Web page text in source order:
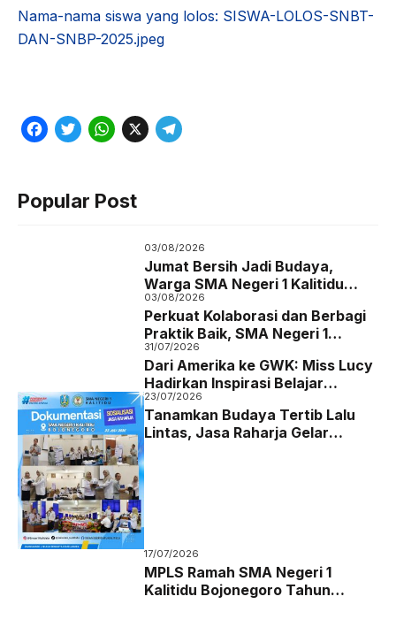
Nama-nama siswa yang lolos: SISWA-LOLOS-SNBT-
DAN-SNBP-2025.jpeg
F
e
T
t
W
t
X
T
r
a
m
Popular Post
03/08/2026
Jumat Bersih Jadi Budaya,
Warga SMA Negeri 1 Kalitidu
Bojonegoro Bersatu Wujudkan
Sekolah Hijau dan Asri
03/08/2026
Perkuat Kolaborasi dan Berbagi
Praktik Baik, SMA Negeri 1
Karanggede Boyolali Studi Tiru
ke SMA Negeri 1 Kalitidu
Bojonegoro
31/07/2026
Dari Amerika ke GWK: Miss Lucy
Hadirkan Inspirasi Belajar
Bahasa Inggris bagi Siswa SMA
Negeri 1 Kalitidu
23/07/2026
Tanamkan Budaya Tertib Lalu
Lintas, Jasa Raharja Gelar
Sosialisasi Keselamatan
Berkendara di SMAN 1 Kalitidu
Bojonegoro
17/07/2026
MPLS Ramah SMA Negeri 1
Kalitidu Bojonegoro Tahun